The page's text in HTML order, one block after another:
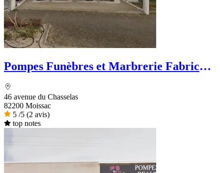
Pompes Funèbres et Marbrerie Fabrice
46 avenue du Chasselas
82200 Moissac
5 /5 (2 avis)
top notes